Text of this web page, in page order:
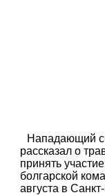
Нападающий
рассказал о
принять
болгарской
августа в